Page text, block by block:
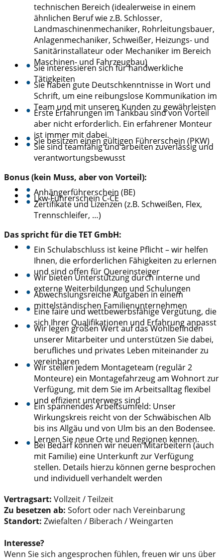
technischen Bereich (idealerweise in einem
ähnlichen Beruf wie z.B. Schlosser,
Landmaschinenmechaniker, Rohrleitungsbauer,
Anlagenmechaniker, Schweißer, Heizungs- und
Sanitärinstallateur oder Mechaniker im Bereich
Maschinen- und Fahrzeugbau)
● Sie interessieren sich für handwerkliche
Tätigkeiten
● Sie haben gute Deutschkenntnisse in Wort und
Schrift, um eine reibungslose Kommunikation im
Team und mit unseren Kunden zu gewährleisten
● Erste Erfahrungen im Tankbau sind von Vorteil
aber nicht erforderlich. Ein erfahrener Monteur
ist immer mit dabei.
● Sie besitzen einen gültigen Führerschein (PKW)
● Sie sind teamfähig und arbeiten zuverlässig und
verantwortungsbewusst
Bonus (kein Muss, aber von Vorteil):
● Anhängerführerschein (BE)
● Lkw-Führerschein C-CE
● Zertifikate und Lizenzen (z.B. Schweißen, Flex,
Trennschleifer, …)
Das spricht für die TET GmbH:
● Ein Schulabschluss ist keine Pflicht – wir helfen
Ihnen, die erforderlichen Fähigkeiten zu erlernen
und sind offen für Quereinsteiger
● Wir bieten Unterstützung durch interne und
externe Weiterbildungen und Schulungen
● Abwechslungsreiche Aufgaben in einem
mittelständischen Familienunternehmen
● Eine faire und wettbewerbsfähige Vergütung, die
sich Ihrer Qualifikationen und Erfahrung anpasst
● Wir legen großen Wert auf das Wohlbefinden
unserer Mitarbeiter und unterstützen Sie dabei,
berufliches und privates Leben miteinander zu
vereinbaren
● Wir stellen jedem Montageteam (regulär 2
Monteure) ein Montagefahrzeug am Wohnort zur
Verfügung, mit dem Sie im Arbeitsalltag flexibel
und effizient unterwegs sind
● Ein spannendes Arbeitsumfeld: Unser
Wirkungskreis reicht von der Schwäbischen Alb
bis ins Allgäu und von Ulm bis an den Bodensee.
Lernen Sie neue Orte und Regionen kennen.
● Bei Bedarf können wir neuen Mitarbeitern (auch
mit Familie) eine Unterkunft zur Verfügung
stellen. Details hierzu können gerne besprochen
und individuell verhandelt werden
Vertragsart: Vollzeit / Teilzeit
Zu besetzen ab: Sofort oder nach Vereinbarung
Standort: Zwiefalten / Biberach / Weingarten
Interesse?
Wenn Sie sich angesprochen fühlen, freuen wir uns über